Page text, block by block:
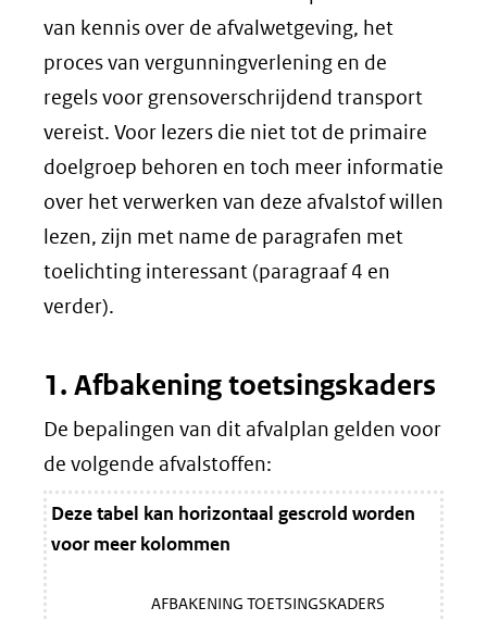
van kennis over de afvalwetgeving, het
proces van vergunningverlening en de
regels voor grensoverschrijdend transport
vereist. Voor lezers die niet tot de primaire
doelgroep behoren en toch meer informatie
over het verwerken van deze afvalstof willen
lezen, zijn met name de paragrafen met
toelichting interessant (paragraaf 4 en
verder).
1. Afbakening toetsingskaders
De bepalingen van dit afvalplan gelden voor
de volgende afvalstoffen:
Deze tabel kan horizontaal gescrold worden
voor meer kolommen
AFBAKENING TOETSINGSKADERS